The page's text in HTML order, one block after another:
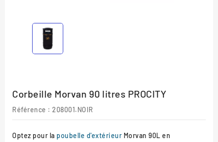
Corbeille Morvan 90 litres PROCITY
Référence : 208001.NOIR
Optez pour la poubelle d'extérieur Morvan 90L en